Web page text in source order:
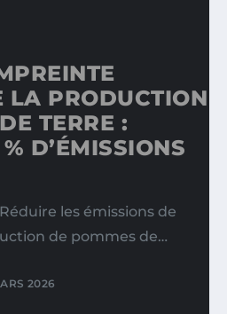
LA PRODUCTION
TERRE :
D’ÉMISSIONS
les émissions de
de pommes de…
2026